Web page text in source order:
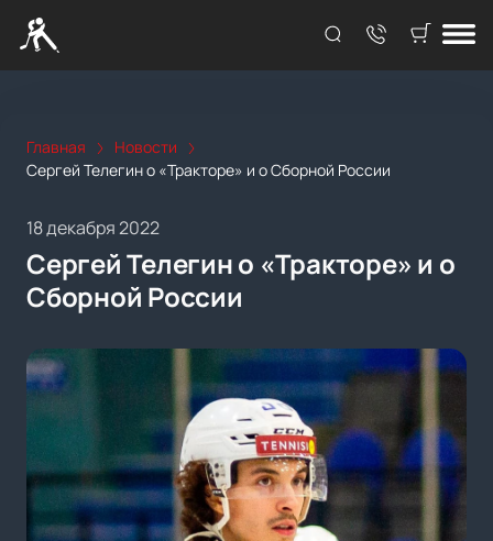
Главная
Новости
Сергей Телегин о «Тракторе» и о Сборной России
18 декабря 2022
Сергей Телегин о «Тракторе» и о
Сборной России